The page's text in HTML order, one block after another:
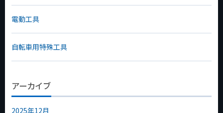
電動工具
自転車用特殊工具
アーカイブ
2025年12月